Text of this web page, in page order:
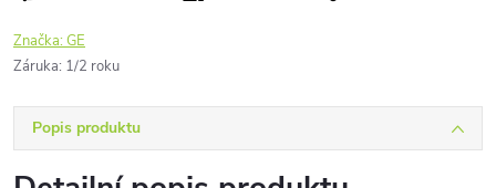
Značka:GE
Záruka: 1/2 roku
Popis produktu